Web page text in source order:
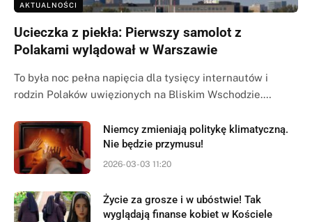
AKTUALNOŚCI
Ucieczka z piekła: Pierwszy samolot z
Polakami wylądował w Warszawie
To była noc pełna napięcia dla tysięcy internautów i
rodzin Polaków uwięzionych na Bliskim Wschodzie.…
Niemcy zmieniają politykę klimatyczną.
Nie będzie przymusu!
2026-03-03 11:20
Życie za grosze i w ubóstwie! Tak
wyglądają finanse kobiet w Kościele